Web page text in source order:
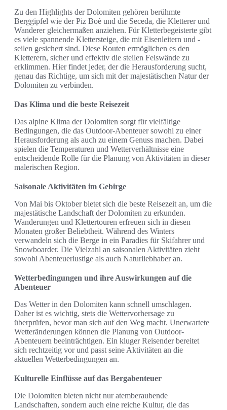
Zu den Highlights der Dolomiten gehören berühmte
Berggipfel wie der Piz Boè und die Seceda, die Kletterer und
Wanderer gleichermaßen anziehen. Für Kletterbegeisterte gibt
es viele spannende Klettersteige, die mit Eisenleitern und -
seilen gesichert sind. Diese Routen ermöglichen es den
Kletterern, sicher und effektiv die steilen Felswände zu
erklimmen. Hier findet jeder, der die Herausforderung sucht,
genau das Richtige, um sich mit der majestätischen Natur der
Dolomiten zu verbinden.
Das Klima und die beste Reisezeit
Das alpine Klima der Dolomiten sorgt für vielfältige
Bedingungen, die das Outdoor-Abenteuer sowohl zu einer
Herausforderung als auch zu einem Genuss machen. Dabei
spielen die Temperaturen und Wetterverhältnisse eine
entscheidende Rolle für die Planung von Aktivitäten in dieser
malerischen Region.
Saisonale Aktivitäten im Gebirge
Von Mai bis Oktober bietet sich die beste Reisezeit an, um die
majestätische Landschaft der Dolomiten zu erkunden.
Wanderungen und Klettertouren erfreuen sich in diesen
Monaten großer Beliebtheit. Während des Winters
verwandeln sich die Berge in ein Paradies für Skifahrer und
Snowboarder. Die Vielzahl an saisonalen Aktivitäten zieht
sowohl Abenteuerlustige als auch Naturliebhaber an.
Wetterbedingungen und ihre Auswirkungen auf die
Abenteuer
Das Wetter in den Dolomiten kann schnell umschlagen.
Daher ist es wichtig, stets die Wettervorhersage zu
überprüfen, bevor man sich auf den Weg macht. Unerwartete
Wetteränderungen können die Planung von Outdoor-
Abenteuern beeinträchtigen. Ein kluger Reisender bereitet
sich rechtzeitig vor und passt seine Aktivitäten an die
aktuellen Wetterbedingungen an.
Kulturelle Einflüsse auf das Bergabenteuer
Die Dolomiten bieten nicht nur atemberaubende
Landschaften, sondern auch eine reiche Kultur, die das